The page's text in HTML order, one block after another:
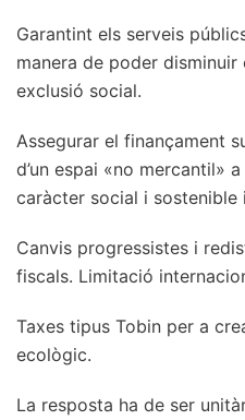
Garantint els serveis
manera de poder
exclusió social.
Assegurar el finançament
d’un espai «no mercantil»
caràcter social i sostenible
Canvis progressistes i
fiscals. Limitació
Taxes tipus Tobin per a
ecològic.
La resposta ha de ser